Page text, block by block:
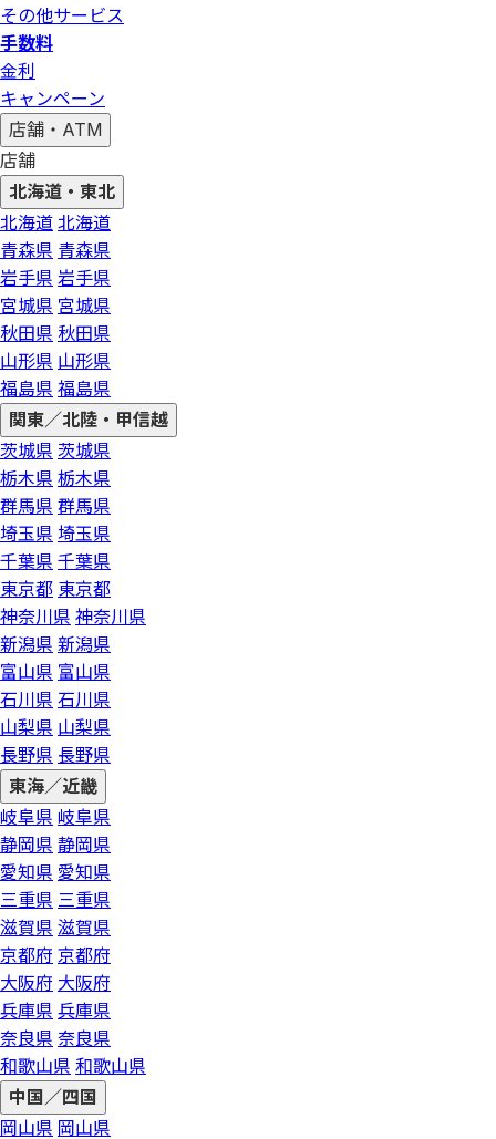
その他サービス
手数料
金利
キャンペーン
店舗・ATM
店舗
北海道・東北
北海道 北海道
青森県 青森県
岩手県 岩手県
宮城県 宮城県
秋田県 秋田県
山形県 山形県
福島県 福島県
関東／北陸・甲信越
茨城県 茨城県
栃木県 栃木県
群馬県 群馬県
埼玉県 埼玉県
千葉県 千葉県
東京都 東京都
神奈川県 神奈川県
新潟県 新潟県
富山県 富山県
石川県 石川県
山梨県 山梨県
長野県 長野県
東海／近畿
岐阜県 岐阜県
静岡県 静岡県
愛知県 愛知県
三重県 三重県
滋賀県 滋賀県
京都府 京都府
大阪府 大阪府
兵庫県 兵庫県
奈良県 奈良県
和歌山県 和歌山県
中国／四国
岡山県 岡山県